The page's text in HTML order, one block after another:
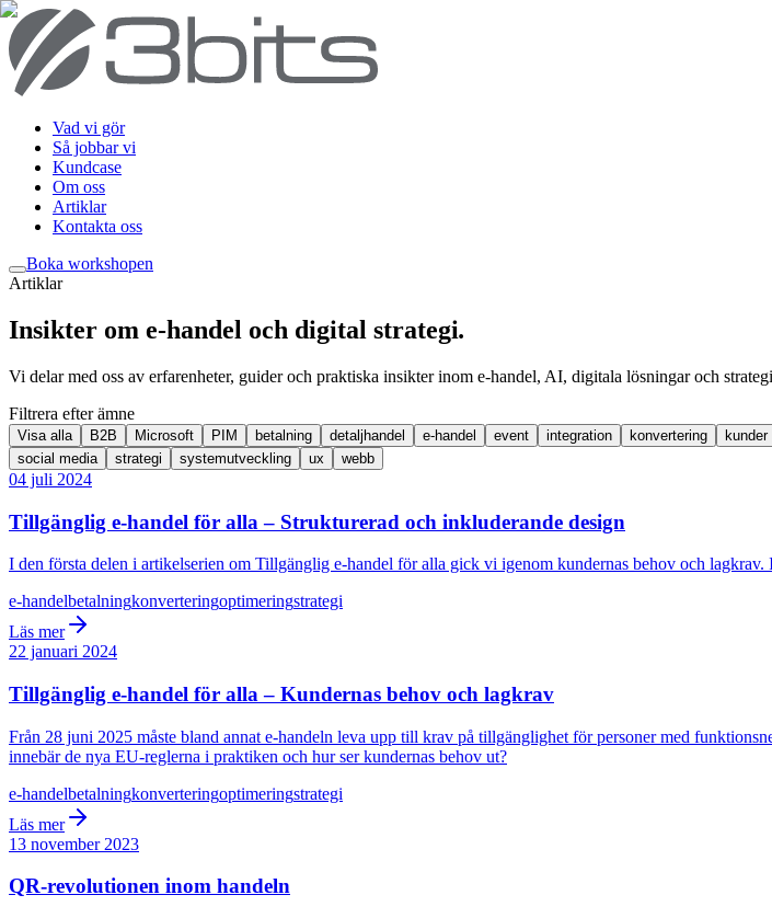
Vad vi gör
Så jobbar vi
Kundcase
Om oss
Artiklar
Kontakta oss
Boka workshopen
Artiklar
Insikter om e-handel och digital strategi.
Vi delar med oss av erfarenheter, guider och praktiska insikter inom e-handel, AI, digitala lösningar och
Filtrera efter ämne
Visa alla B2B Microsoft PIM betalning detaljhandel e-handel event integration konvertering kunder
social media
strategi systemutveckling ux webb
04 juli 2024
Tillgänglig e-handel för alla – Strukturerad och inkluderande design
I den första delen i artikelserien om Tillgänglig e-handel för alla gick vi igenom kundernas behov och
e-handelbetalningkonverteringoptimeringstrategi
Läs mer
22 januari 2024
Tillgänglig e-handel för alla – Kundernas behov och lagkrav
Från 28 juni 2025 måste bland annat e-handeln leva upp till krav på tillgänglighet för personer med
innebär de nya EU-reglerna i praktiken och hur ser kundernas behov ut?
e-handelbetalningkonverteringoptimeringstrategi
Läs mer
13 november 2023
QR-revolutionen inom handeln